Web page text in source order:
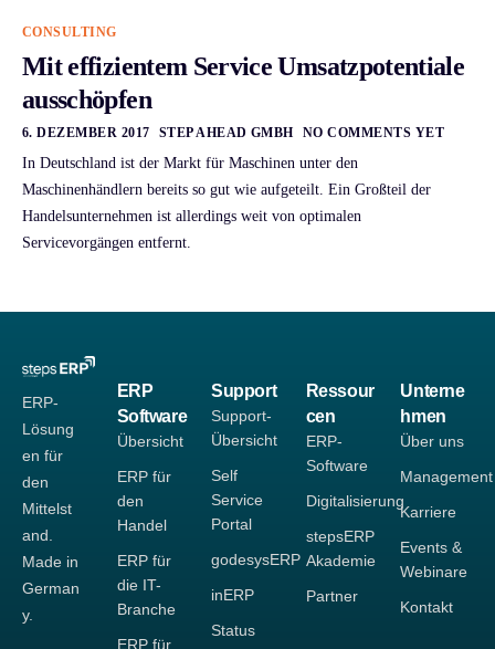
CONSULTING
Mit effizientem Service Umsatz­potentiale
ausschöpfen
6. DEZEMBER 2017 STEP AHEAD GMBH NO COMMENTS YET
In Deutschland ist der Markt für Maschinen unter den
Maschinenhändlern bereits so gut wie aufgeteilt. Ein Großteil der
Handelsunternehmen ist allerdings weit von optimalen
Servicevorgängen entfernt.
ERP-
Lösung
en für
den
Mittelst
and.
Made in
German
y.
ERP
Software
Übersicht
ERP für
den
Handel
ERP für
die IT-
Branche
ERP für
Support
Support-
Übersicht
Self
Service
Portal
godesysERP
inERP
Status
Ressour
cen
ERP-
Software
Digitalisierung
stepsERP
Akademie
Partner
Unterne
hmen
Über uns
Management
Karriere
Events &
Webinare
Kontakt